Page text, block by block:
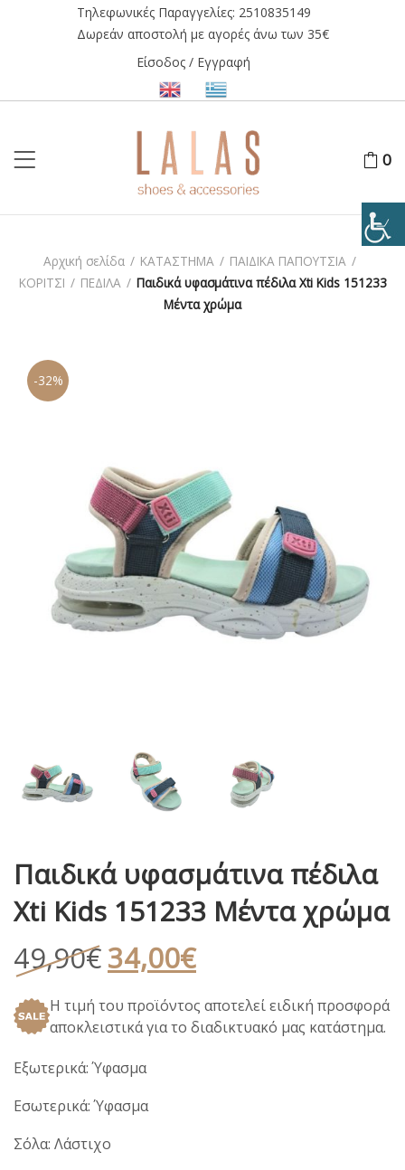
Τηλεφωνικές Παραγγελίες: 2510835149
Δωρεάν αποστολή με αγορές άνω των 35€
Είσοδος / Εγγραφή
0
Αρχική σελίδα / ΚΑΤΑΣΤΗΜΑ / ΠΑΙΔΙΚΑ ΠΑΠΟΥΤΣΙΑ /
ΚΟΡΙΤΣΙ / ΠΕΔΙΛΑ / Παιδικά υφασμάτινα πέδιλα Xti Kids 151233
Μέντα χρώμα
-32%
Παιδικά υφασμάτινα πέδιλα
Xti Kids 151233 Μέντα χρώμα
49,90€ Original
price
was:
49,90€.
34,00€Η
τρέχουσα
τιμή
είναι:
Η τιμή του προϊόντος αποτελεί ειδική προσφορά
αποκλειστικά για το διαδικτυακό μας κατάστημα.
Εξωτερικά: Ύφασμα
Εσωτερικά: Ύφασμα
Σόλα: Λάστιχο